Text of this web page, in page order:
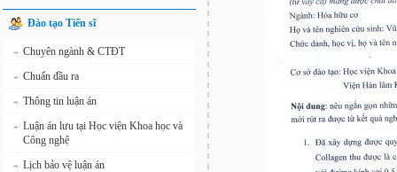
Đào tạo Tiến sĩ
» Chuyên ngành & CTĐT
» Chuẩn đầu ra
» Thông tin luận án
» Luận án lưu tại Học viện Khoa học và
Công nghệ
» Lịch bảo vệ luận án